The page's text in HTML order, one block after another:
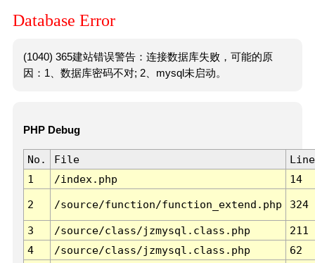
Database Error
(1040) 365建站错误警告：连接数据库失败，可能的原
因：1、数据库密码不对; 2、mysql未启动。
PHP Debug
No. File
Line
1
/index.php 14
2 /source/function/function_extend.php 324
3 /source/class/jzmysql.class.php
211
4
/source/class/jzmysql.class.php
62